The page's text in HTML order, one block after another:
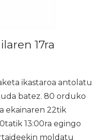
17ra
ikastaroa antolatu
batez. 80 orduko
ekainaren 22tik
13:00ra egingo
moldatu